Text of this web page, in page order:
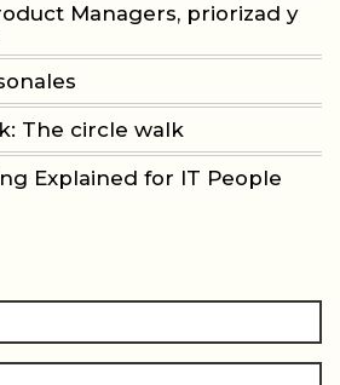
Managers, priorizad y
The circle walk
Explained for IT People